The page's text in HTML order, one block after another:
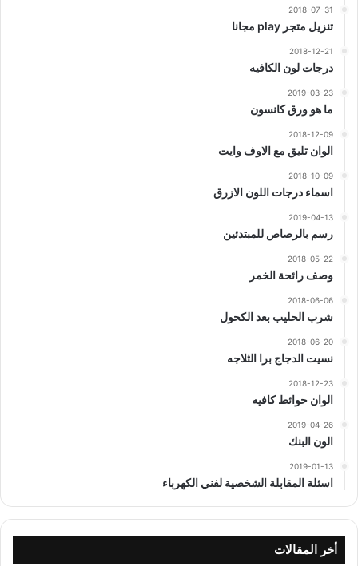
2018-07-31
تنزيل متجر play مجانا
2018-12-21
درجات لون الكافيه
2019-03-23
ما هو ورق كانسون
2018-12-09
الوان تليق مع الاوف وايت
2018-10-09
اسماء درجات اللون الازرق
2019-04-13
رسم بالرصاص للمبتدئين
2018-05-22
وصف رائحة الخمر
2018-06-06
شرب الحليب بعد الكحول
2018-06-20
نسيت الدجاج برا الثلاجه
2018-12-23
الوان حوائط كافيه
2019-04-26
الون البنك
2019-01-13
اسئلة المقابلة الشخصية لفني الكهرباء
أخر المقالات